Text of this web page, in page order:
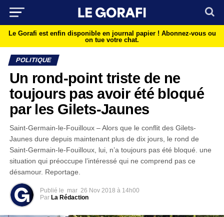
Le Gorafi est enfin disponible en journal papier ! Abonnez-vous ou
on tue votre chat.
POLITIQUE
Un rond-point triste de ne
toujours pas avoir été bloqué
par les Gilets-Jaunes
Saint-Germain-le-Fouilloux – Alors que le conflit des Gilets-
Jaunes dure depuis maintenant plus de dix jours, le rond de
Saint-Germain-le-Fouilloux, lui, n’a toujours pas été bloqué. une
situation qui préoccupe l’intéressé qui ne comprend pas ce
désamour. Reportage.
Publié le mar 26 Nov 2018 à 14h00
Par La Rédaction